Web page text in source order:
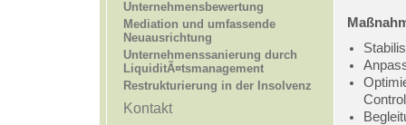
Unternehmensbewertung
Mediation und umfassende
Neuausrichtung
Unternehmenssanierung durch
LiquiditÃ¤tsmanagement
Restrukturierung in der Insolvenz
Kontakt